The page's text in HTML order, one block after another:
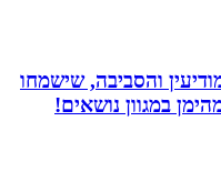
והסביבה, שישמחו
במגוון נושאים!